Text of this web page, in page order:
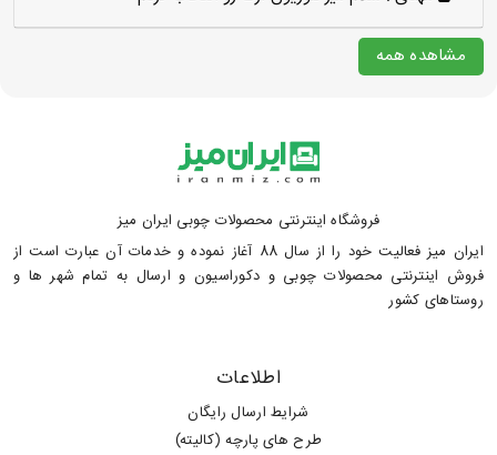
مشاهده همه
فروشگاه اینترنتی محصولات چوبی ایران میز
ایران میز فعالیت خود را از سال 88 آغاز نموده و خدمات آن عبارت است از
فروش اینترنتی محصولات چوبی و دکوراسیون و ارسال به تمام شهر ها و
روستاهای کشور
اطلاعات
شرایط ارسال رایگان
طرح های پارچه (کالیته)